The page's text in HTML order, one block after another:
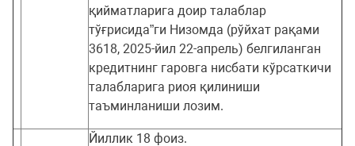
қийматларига доир талаблар
тўғрисида”ги Низомда (рўйхат рақами
3618, 2025-йил 22-апрель) белгиланган
кредитнинг гаровга нисбати кўрсаткичи
талабларига риоя қилиниши
таъминланиши лозим.
Йиллик 18 фоиз.